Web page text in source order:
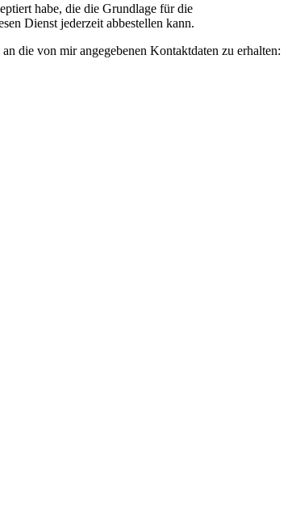
habe, die die Grundlage für die
Dienst jederzeit abbestellen kann.
die von mir angegebenen Kontaktdaten zu erhalten: